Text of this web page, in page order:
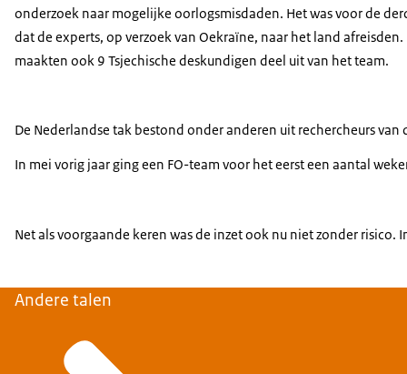
onderzoek naar mogelijke oorlogsmisdaden. Het was voor de
dat de experts, op verzoek van Oekraïne, naar het land afreisden.
maakten ook 9 Tsjechische deskundigen deel uit van het team.
De Nederlandse tak bestond onder anderen uit rechercheurs
In mei vorig jaar ging een FO-team voor het eerst een aantal
Net als voorgaande keren was de inzet ook nu niet zonder
Andere talen